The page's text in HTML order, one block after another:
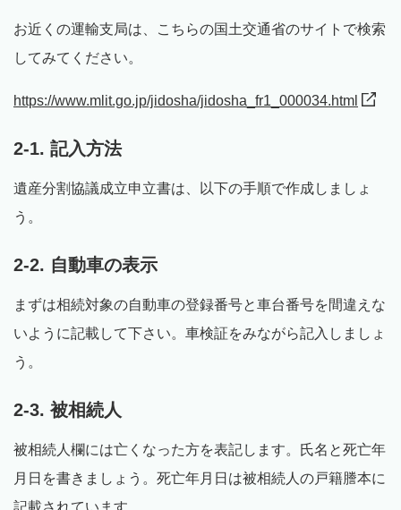
お近くの運輸支局は、こちらの国土交通省のサイトで検索
してみてください。
https://www.mlit.go.jp/jidosha/jidosha_fr1_000034.html
2-1. 記入方法
遺産分割協議成立申立書は、以下の手順で作成しましょ
う。
2-2. 自動車の表示
まずは相続対象の自動車の登録番号と車台番号を間違えな
いように記載して下さい。車検証をみながら記入しましょ
う。
2-3. 被相続人
被相続人欄には亡くなった方を表記します。氏名と死亡年
月日を書きましょう。死亡年月日は被相続人の戸籍謄本に
記載されています。